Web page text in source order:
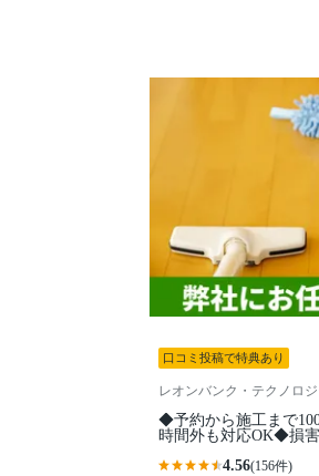
口コミ投稿で特典あり
レオンバンク・テクノロ
◆予約から施工まで
時間外も対応OK◆損
4.56(156件)